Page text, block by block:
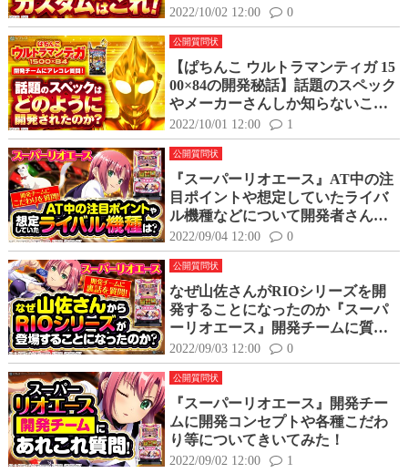
んにアレコレ聞いてみた！
2022/10/02 12:00 0
公開質問状
【ぱちんこ ウルトラマンティガ 15
00×84の開発秘話】話題のスペック
やメーカーさんしか知らないこと
を色々聞いてみた！
2022/10/01 12:00 1
公開質問状
『スーパーリオエース』AT中の注
目ポイントや想定していたライバ
ル機種などについて開発者さんに
きいてみた！
2022/09/04 12:00 0
公開質問状
なぜ山佐さんがRIOシリーズを開
発することになったのか『スーパ
ーリオエース』開発チームに質問
してみた！
2022/09/03 12:00 0
公開質問状
『スーパーリオエース』開発チー
ムに開発コンセプトや各種こだわ
り等についてきいてみた！
2022/09/02 12:00 1